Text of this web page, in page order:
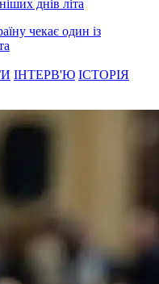
чекає один із
ІНТЕРВ'Ю ІСТОРІЯ